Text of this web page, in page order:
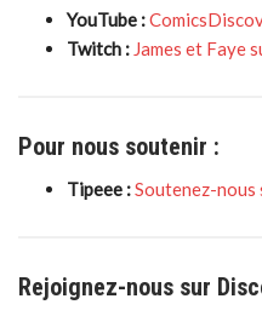
YouTube :
Twitch : James et Faye
Pour nous soutenir :
Tipeee :Soutenez-nous
Rejoignez-nous sur